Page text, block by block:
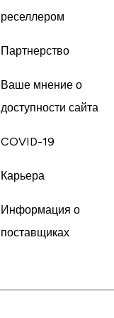
реселлером
Партнерство
Ваше мнение о
доступности сайта
COVID-19
Карьера
Информация о
поставщиках